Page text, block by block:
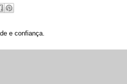
e confiança.